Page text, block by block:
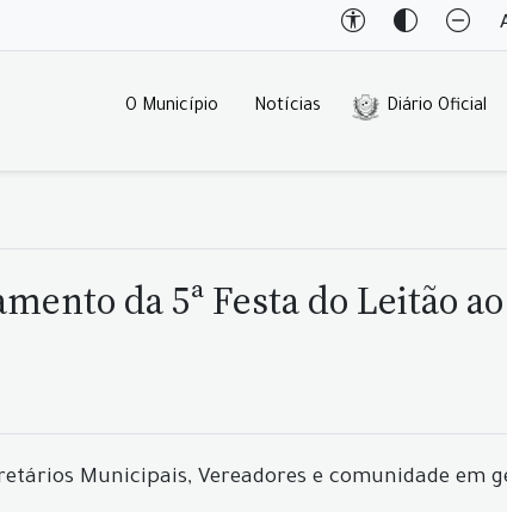
O Município Notícias Diário Oficial
da 5ª Festa do Leitão ao
Municipais, Vereadores e comunidade em